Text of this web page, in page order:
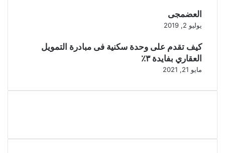
العضمجى
يوليو 2, 2019
كيف تقدم على وحدة سكنية فى مبادرة التمويل
العقاري بفايدة ٣٪
مايو 21, 2021